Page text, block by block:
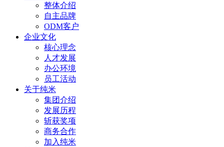
整体介绍
自主品牌
ODM客户
企业文化
核心理念
人才发展
办公环境
员工活动
关于纯米
集团介绍
发展历程
斩获奖项
商务合作
加入纯米